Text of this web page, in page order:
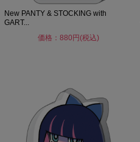
New PANTY & STOCKING with
GART...
価格：880円(税込)